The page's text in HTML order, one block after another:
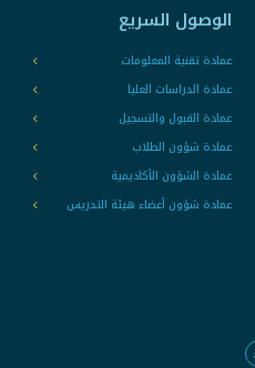
الوصول السريع
عمادة تقنية المعلومات
عمادة الدراسات العليا
عمادة القبول والتسجيل
عمادة شؤون الطلاب
عمادة الشؤون الأكاديمية
عمادة شؤون أعضاء هيئة التدريس